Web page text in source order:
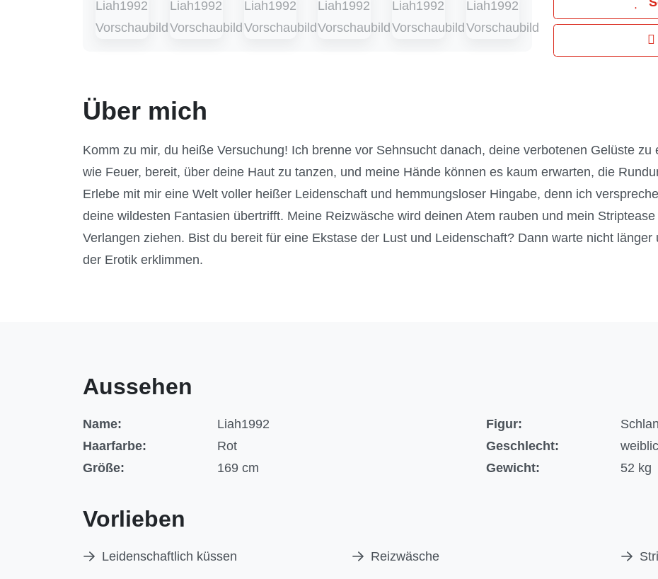
Über mich
Komm zu mir, du heiße Versuchung! Ich brenne vor Sehnsucht danach, deine verbotenen Gelüste zu
wie Feuer, bereit, über deine Haut zu tanzen, und meine Hände können es kaum erwarten, die
Erlebe mit mir eine Welt voller heißer Leidenschaft und hemmungsloser Hingabe, denn ich
deine wildesten Fantasien übertrifft. Meine Reizwäsche wird deinen Atem rauben und mein
Verlangen ziehen. Bist du bereit für eine Ekstase der Lust und Leidenschaft? Dann warte nicht länger
der Erotik erklimmen.
Aussehen
Name: Liah1992 Figur:
Haarfarbe:
Rot Geschlecht:
Größe:
169 cm Gewicht: 52 kg
Vorlieben
Leidenschaftlich küssen Reizwäsche